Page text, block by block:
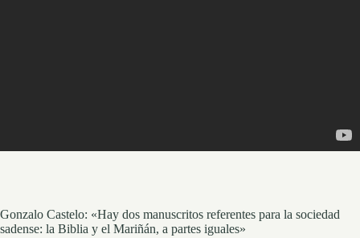
Gonzalo Castelo: «Hay dos manuscritos referentes para la sociedad
sadense: la Biblia y el Mariñán, a partes iguales»